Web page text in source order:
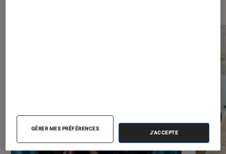
GÉRER MES PRÉFÉRENCES
J'ACCEPTE